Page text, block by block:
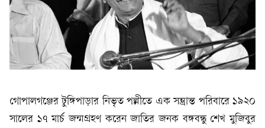
গোপালগঞ্জের টুঙ্গিপাড়ার নিভৃত পল্লীতে এক সম্ভ্রান্ত পরিবারে ১৯২০
সালের ১৭ মার্চ জন্মগ্রহণ করেন জাতির জনক বঙ্গবন্ধু শেখ মুজিবুর